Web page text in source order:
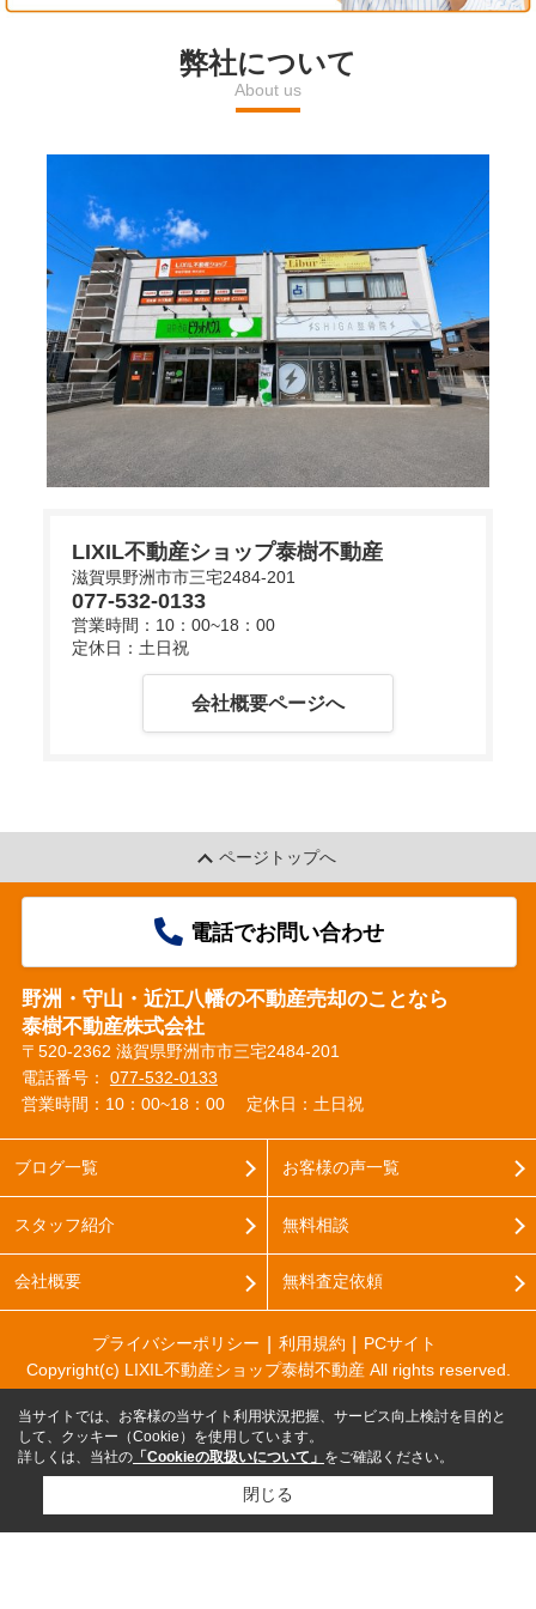
l
a
y
V
d
e
o
弊社について
About us
LIXIL不動産ショップ泰樹不動産
滋賀県野洲市市三宅2484-201
077-532-0133
営業時間：10：00~18：00
定休日：土日祝
会社概要ページへ
ページトップへ
電話でお問い合わせ
野洲・守山・近江八幡の不動産売却のことなら
泰樹不動産株式会社
〒520-2362 滋賀県野洲市市三宅2484-201
電話番号： 077-532-0133
営業時間：10：00~18：00
定休日：土日祝
ブログ一覧
スタッフ紹介
会社概要
お客様の声一覧
無料相談
無料査定依頼
プライバシーポリシー 利用規約
PCサイト
Copyright(c) LIXIL不動産ショップ泰樹不動産 All rights reserved.
当サイトでは、お客様の当サイト利用状況把握、サービス向上検討を目的と
して、クッキー（Cookie）を使用しています。
詳しくは、当社の 「Cookieの取扱いについて」 をご確認ください。
閉じる